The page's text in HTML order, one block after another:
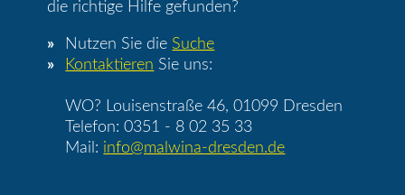
die richtige Hilfe gefunden?
Nutzen Sie die Suche
Kontaktieren Sie uns:
WO? Louisenstraße 46, 01099 Dresden
Telefon: 0351 - 8 02 35 33
Mail: info@malwina-dresden.de